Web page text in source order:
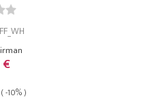
-10% )